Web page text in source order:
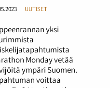
UUTISET
yksi
Monday vetää
ympäri Suomen.
voittaa